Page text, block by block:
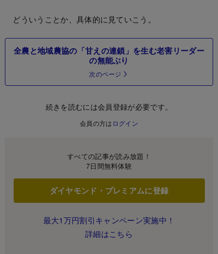
どういうことか、具体的に見ていこう。
全農と地域農協の「甘えの連鎖」を生む老害リーダー
の無能ぶり
次のページ
続きを読むには会員登録が必要です。
会員の方は ログイン
すべての記事が読み放題！
7日間無料体験
ダイヤモンド・プレミアムに登録
最大1万円割引キャンペーン実施中！
詳細はこちら